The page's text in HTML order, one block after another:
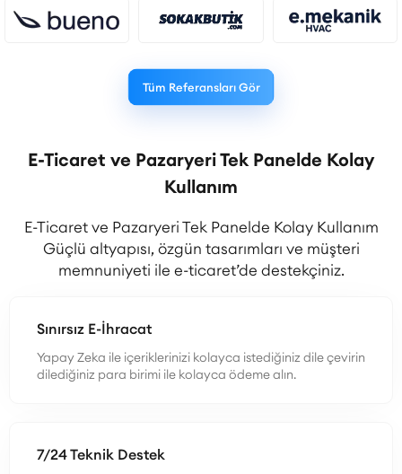
Tüm Referansları Gör
E-Ticaret ve Pazaryeri Tek Panelde Kolay
Kullanım
E-Ticaret ve Pazaryeri Tek Panelde Kolay Kullanım
Güçlü altyapısı, özgün tasarımları ve müşteri
memnuniyeti ile e-ticaret’de destekçiniz.
Sınırsız E-İhracat
Yapay Zeka ile içeriklerinizi kolayca istediğiniz dile çevirin
dilediğiniz para birimi ile kolayca ödeme alın.
7/24 Teknik Destek